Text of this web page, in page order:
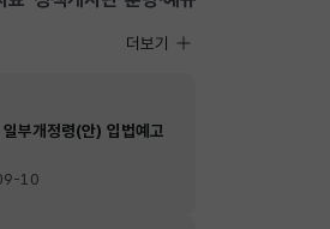
일부개정령(안) 입법예고
10
입법·행정예고
더보기